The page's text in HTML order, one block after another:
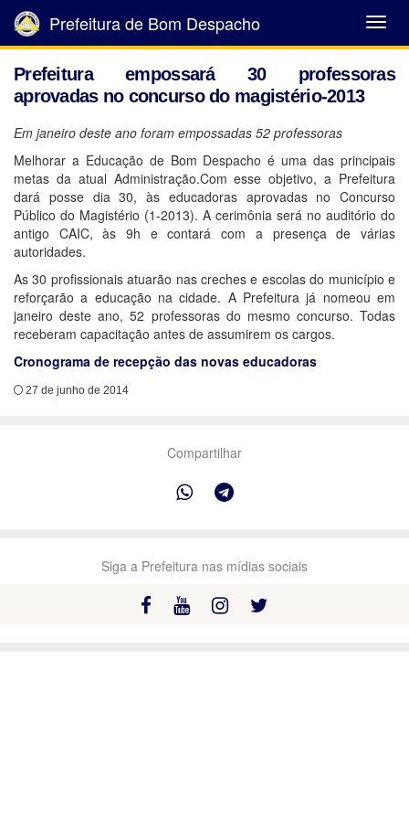
Abrir
Menu
Prefeitura de Bom Despacho
Prefeitura empossará 30 professoras
aprovadas no concurso do magistério-2013
Em janeiro deste ano foram empossadas 52 professoras
Melhorar a Educação de Bom Despacho é uma das principais
metas da atual Administração.Com esse objetivo, a Prefeitura
dará posse dia 30, às educadoras aprovadas no Concurso
Público do Magistério (1-2013). A cerimônia será no auditório do
antigo CAIC, às 9h e contará com a presença de várias
autoridades.
As 30 profissionais atuarão nas creches e escolas do município e
reforçarão a educação na cidade. A Prefeitura já nomeou em
janeiro deste ano, 52 professoras do mesmo concurso. Todas
receberam capacitação antes de assumirem os cargos.
Cronograma de recepção das novas educadoras
27 de junho de 2014
Compartilhar
Siga a Prefeitura nas mídias sociais